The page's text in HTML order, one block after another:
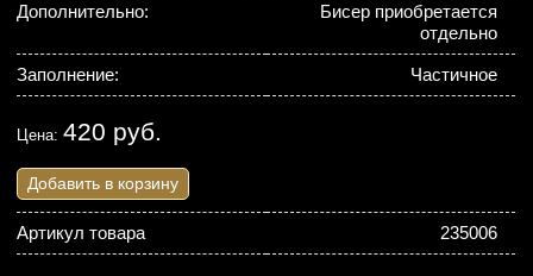
Дополнительно:
Бисер приобретается
отдельно
Заполнение: Частичное
Цена:420 руб.
Добавить в корзину
Артикул товара 235006